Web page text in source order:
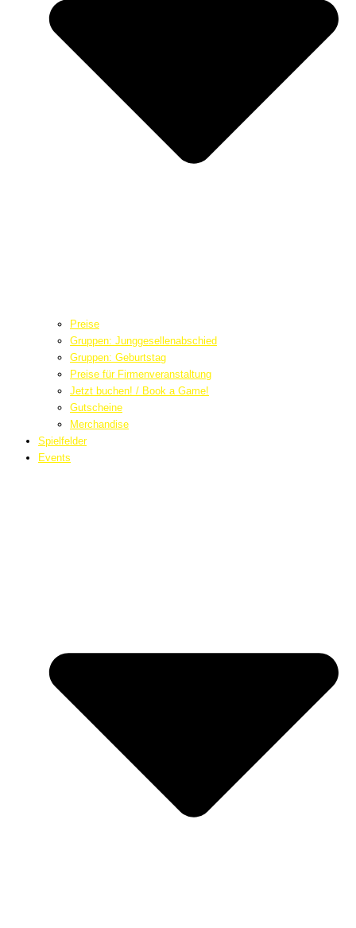
Preise
Gruppen: Junggesellenabschied
Gruppen: Geburtstag
Preise für Firmenveranstaltung
Jetzt buchen! / Book a Game!
Gutscheine
Merchandise
Spielfelder
Events